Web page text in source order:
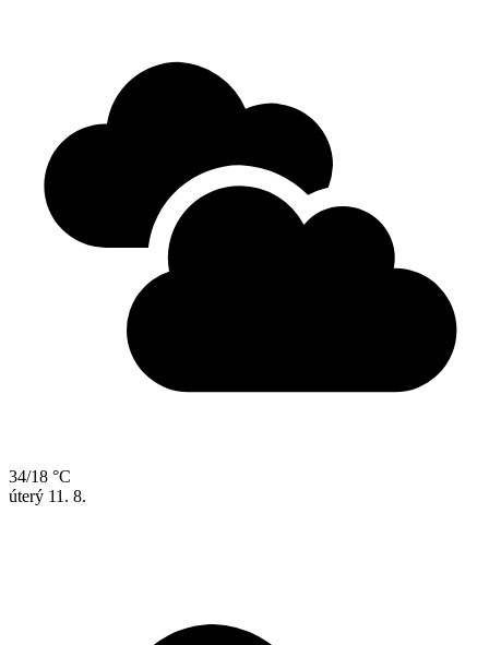
34/18 °C
úterý 11. 8.